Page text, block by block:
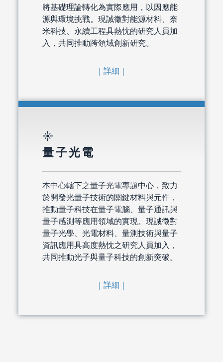
將基礎理論轉化為實際應用，以因應能
源與環境挑戰。現誠徵對能源材料、奈
米科技、永續工程具熱忱的研究人員加
入，共同推動跨領域創新研究。
｜詳細｜
flare
量子光電
本中心轄下之量子光電專題中心，致力
於開發光量子技術的關鍵材料與元件，
推動量子科技在量子電腦、量子通訊與
量子感測等應用領域的實現。現誠徵對
量子光學、光電材料、量測技術與量子
資訊應用具高度熱忱之研究人員加入，
共同推動光子與量子科技的創新突破。
｜詳細｜